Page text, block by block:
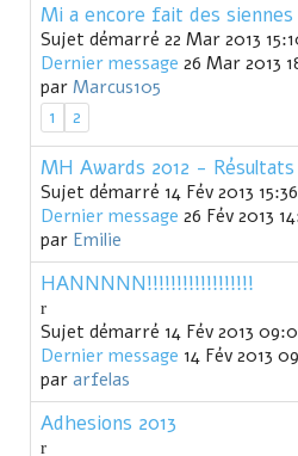
Mi a encore fait des siennes
Sujet démarré 22 Mar 2013
Dernier message 26 Mar 2013
par Marcus105
1
2
MH Awards 2012 - Résultats
Sujet démarré 14 Fév 2013
Dernier message 26 Fév 2013
par Emilie
HANNNNN!!!!!!!!!!!!!!!!!!
Sujet démarré 14 Fév 2013
Dernier message 14 Fév 2013
par arfelas
Adhesions 2013